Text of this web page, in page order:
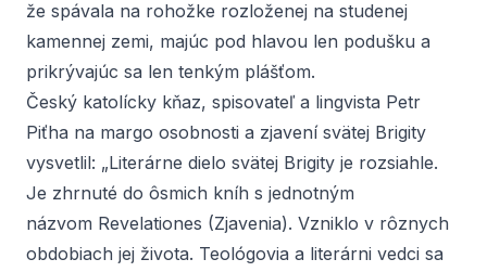
že spávala na rohožke rozloženej na studenej
kamennej zemi, majúc pod hlavou len podušku a
prikrývajúc sa len tenkým plášťom.
Český katolícky kňaz, spisovateľ a lingvista Petr
Piťha na margo osobnosti a zjavení svätej Brigity
vysvetlil: „Literárne dielo svätej Brigity je rozsiahle.
Je zhrnuté do ôsmich kníh s jednotným
názvom Revelationes (Zjavenia). Vzniklo v rôznych
obdobiach jej života. Teológovia a literárni vedci sa